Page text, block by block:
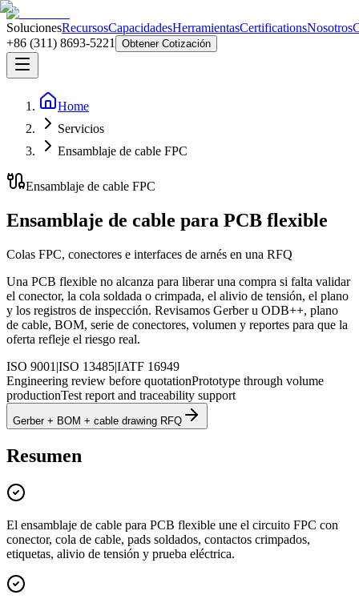
SolucionesRecursosCapacidadesHerramientasCertificationsNosotros
+86 (311) 8693-5221
Obtener Cotización
Home
Servicios
Ensamblaje de cable FPC
Ensamblaje de cable FPC
Ensamblaje de cable para PCB flexible
Colas FPC, conectores e interfaces de arnés en una RFQ
Una PCB flexible no alcanza para liberar una compra si falta validar
el conector, la cola soldada o crimpada, el alivio de tensión, el plano
y los registros de inspección. Revisamos Gerber u ODB++, plano
de cable, BOM, serie de conectores, volumen y reportes para que la
oferta refleje el riesgo real.
ISO 9001 |ISO 13485|IATF 16949
Engineering review before quotationPrototype through volume
productionTest report and traceability support
Gerber + BOM + cable drawing RFQ
Resumen
El ensamblaje de cable para PCB flexible une el circuito FPC con
conector, cola de cable, pads soldados, contactos crimpados,
etiquetas, alivio de tensión y prueba eléctrica.